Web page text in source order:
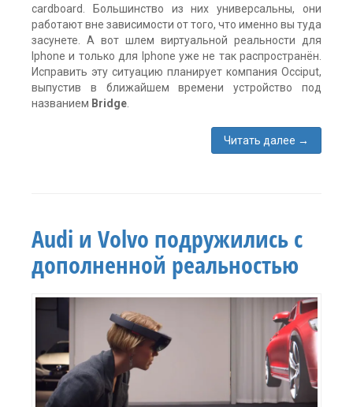
cardboard. Большинство из них универсальны, они
работают вне зависимости от того, что именно вы туда
засунете. А вот шлем виртуальной реальности для
Iphone и только для Iphone уже не так распространён.
Исправить эту ситуацию планирует компания Occiput,
выпустив в ближайшем времени устройство под
названием Bridge
Читать далее →
Occiput
виртуальная
реальность ,
смешанная
шлем
Iphone
комментария
Audi и Volvo подружились с
дополненной реальностью